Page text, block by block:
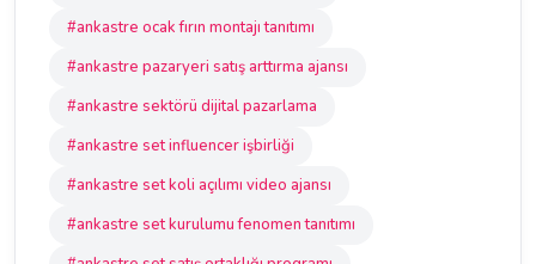
#ankastre ocak fırın montajı tanıtımı
#ankastre pazaryeri satış arttırma ajansı
#ankastre sektörü dijital pazarlama
#ankastre set influencer işbirliği
#ankastre set koli açılımı video ajansı
#ankastre set kurulumu fenomen tanıtımı